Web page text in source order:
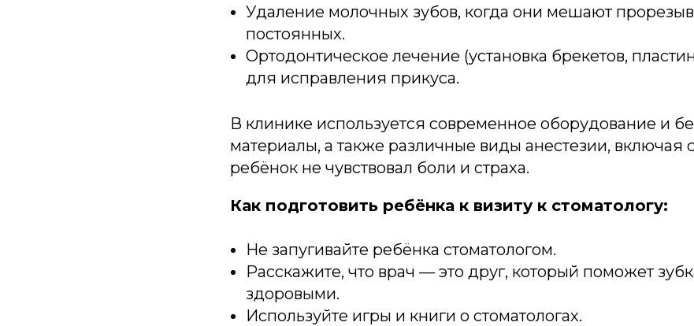
Удаление молочных зубов, когда они мешают
постоянных.
Ортодонтическое лечение (установка брекетов,
для исправления прикуса.
В клинике используется современное оборудование и
материалы, а также различные виды анестезии, включая
ребёнок не чувствовал боли и страха.
Как подготовить ребёнка к визиту к стоматологу:
Не запугивайте ребёнка стоматологом.
Расскажите, что врач — это друг, который поможет
здоровыми.
Используйте игры и книги о стоматологах.